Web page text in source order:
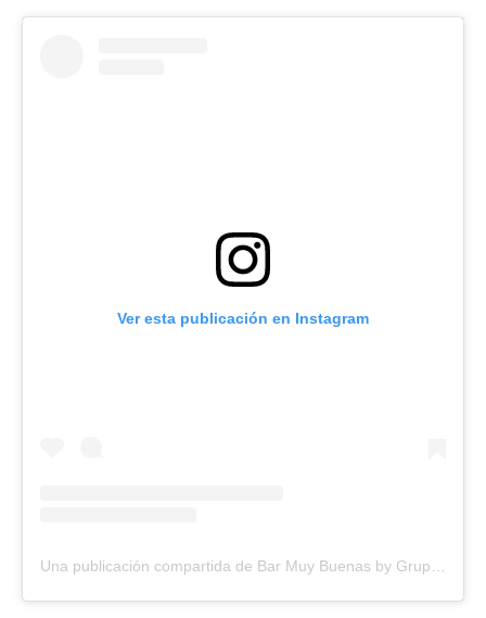
Ver esta publicación en Instagram